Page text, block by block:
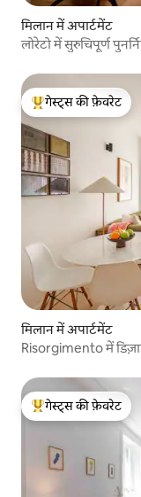
मिलान में अपार्टमेंट
लोरेटो में सुरुचिपूर्ण
गेस्ट्स का टॉप फ़ेवरेट
गेस्ट्स की फ़ेवरेट
मिलान में अपार्टमेंट
Risorgimento में
गेस्ट्स का टॉप फ़ेवरेट
गेस्ट्स की फ़ेवरेट